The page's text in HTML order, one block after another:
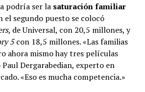
podría ser la saturación familiar
el segundo puesto se colocó
, de Universal, con 20,5 millones, y
5con 18,5 millones. «Las familias
ahora mismo hay tres películas
Paul Dergarabedian, experto en
«Eso es mucha competencia.»